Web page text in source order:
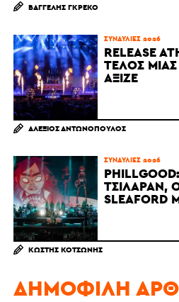
ΒΑΓΓΈΛΗΣ ΓΚΡΈΚΟ
ΣΥΝΑΥΛΊΕΣ 2026
RELEASE
ΤΈΛΟΣ
ΆΞΙΖΕ
ΑΛΈΞΙΟΣ ΑΝΤΩΝΌΠΟΥΛΟΣ
ΣΥΝΑΥΛΊΕΣ 2026
ΤΣΊΛΑΡΑΝ,
SLEAFORD
ΚΩΣΤΉΣ ΚΟΤΣΏΝΗΣ
ΔΗΜΟΦΙΛΉ